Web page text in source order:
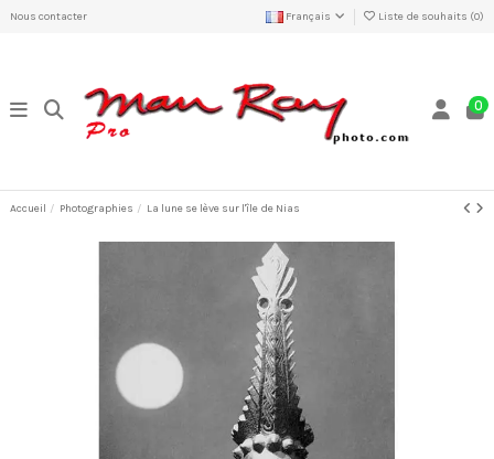
Nous contacter Français Liste de souhaits (0)
0
Accueil Photographies La lune se lève sur l'île de Nias